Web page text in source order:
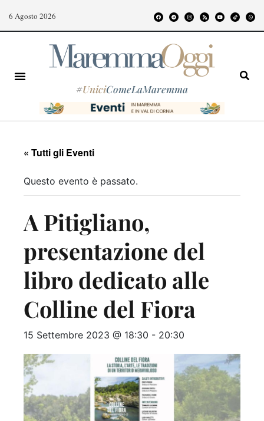
6 Agosto 2026
#UniciComeLaMaremma
« Tutti gli Eventi
Questo evento è passato.
A Pitigliano,
presentazione del
libro dedicato alle
Colline del Fiora
15 Settembre 2023 @ 18:30 - 20:30